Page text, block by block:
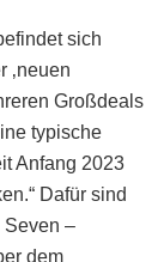
sich
‚neuen
Großdeals
typische
Anfang 2023
Dafür sind
Seven –
dem